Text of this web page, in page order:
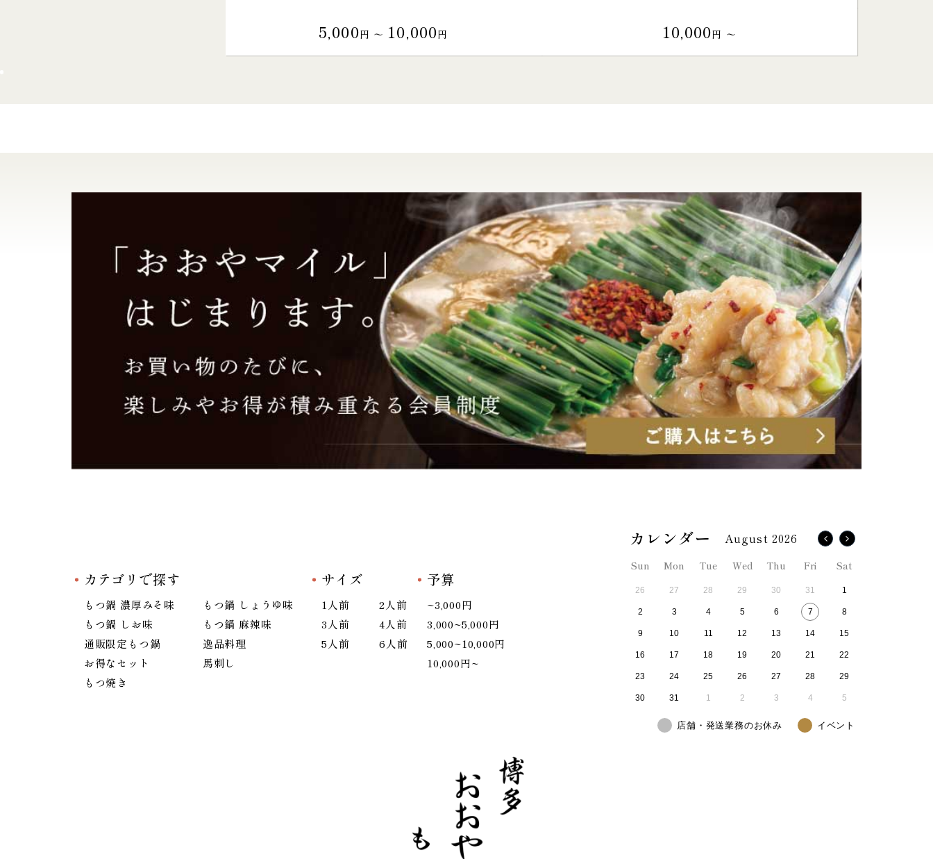
5,000円 〜 10,000円 10,000円 〜
カテゴリで探す
もつ鍋 濃厚みそ味
もつ鍋 しょうゆ味
もつ鍋 しお味
もつ鍋 麻辣味
通販限定もつ鍋
逸品料理
お得なセット
馬刺し
もつ焼き
サイズ
1人前
2人前
3人前
4人前
5人前
6人前
予算
~3,000円
3,000~5,000円
5,000~10,000円
10,000円~
August 2026
Sun Mon Tue Wed Thu Fri Sat
26 27 28 29 30 31 1
2 3 4 5 6 7 8
9 10 11 12 13 14 15
16 17 18 19 20 21 22
23 24 25 26 27 28 29
30 31 1 2 3 4 5
店舗・発送業務のお休み イベント